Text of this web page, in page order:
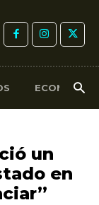
ECONOMÍA
un
en